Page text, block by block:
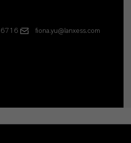
fiona.yu@lanxess.com